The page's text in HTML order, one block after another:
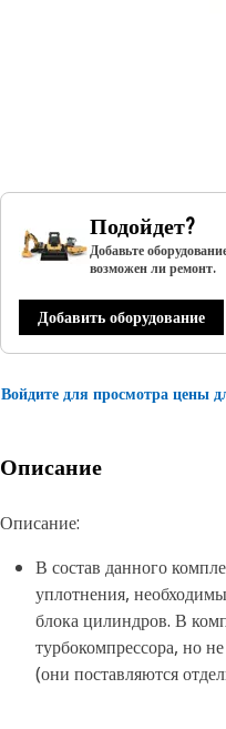
Подойдет?
Добавьте
возможен ли ремонт.
Добавить оборудование
Войдите для просмотра цены
Описание
Описание:
В состав данного
уплотнения,
блока цилиндров. В
турбокомпрессора, но
(они поставляются